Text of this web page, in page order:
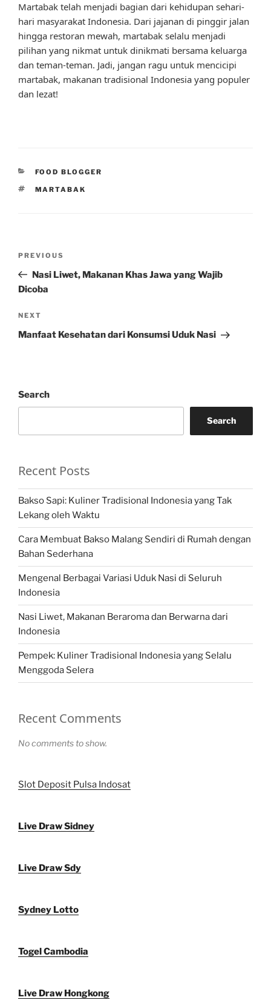
Martabak telah menjadi bagian dari kehidupan sehari-
hari masyarakat Indonesia. Dari jajanan di pinggir jalan
hingga restoran mewah, martabak selalu menjadi
pilihan yang nikmat untuk dinikmati bersama keluarga
dan teman-teman. Jadi, jangan ragu untuk mencicipi
martabak, makanan tradisional Indonesia yang populer
dan lezat!
CATEGORIES
FOOD BLOGGER
TAGS
MARTABAK
Previous
Post
PREVIOUS
Nasi Liwet, Makanan Khas Jawa yang Wajib
Dicoba
Next
Post
NEXT
Manfaat Kesehatan dari Konsumsi Uduk Nasi
Search
Search
Recent Posts
Bakso Sapi: Kuliner Tradisional Indonesia yang Tak
Lekang oleh Waktu
Cara Membuat Bakso Malang Sendiri di Rumah dengan
Bahan Sederhana
Mengenal Berbagai Variasi Uduk Nasi di Seluruh
Indonesia
Nasi Liwet, Makanan Beraroma dan Berwarna dari
Indonesia
Pempek: Kuliner Tradisional Indonesia yang Selalu
Menggoda Selera
Recent Comments
No comments to show.
Slot Deposit Pulsa Indosat
Live Draw Sidney
Live Draw Sdy
Sydney Lotto
Togel Cambodia
Live Draw Hongkong